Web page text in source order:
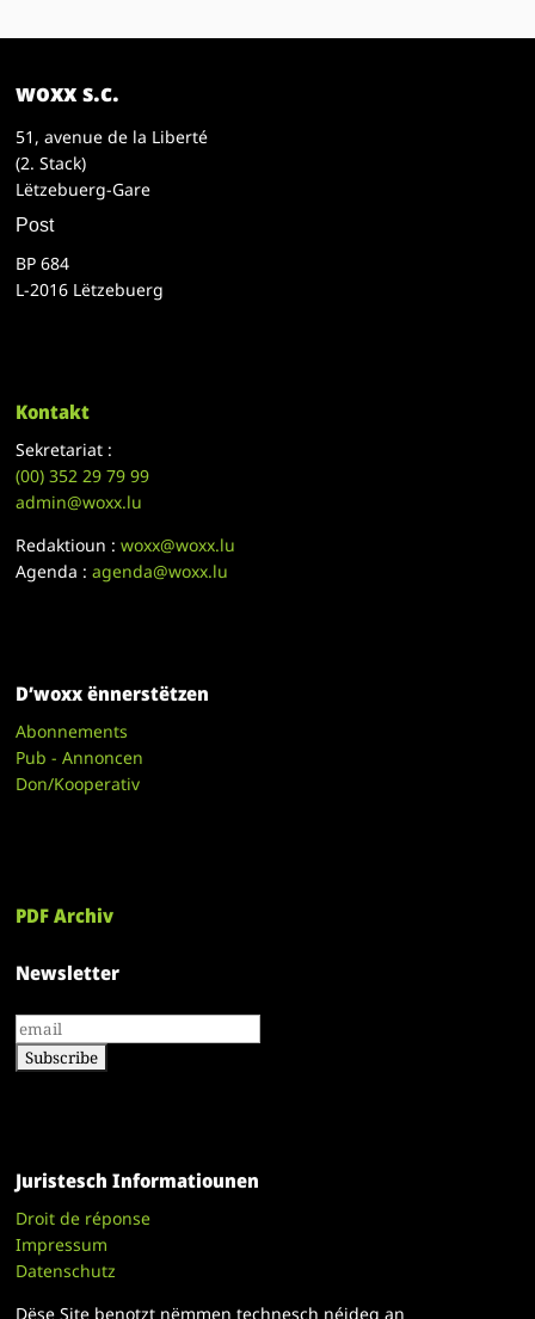
woxx s.c.
51, avenue de la Liberté
(2. Stack)
Lëtzebuerg-Gare
Post
BP 684
L-2016 Lëtzebuerg
Kontakt
Sekretariat :
(00)352 29 79 99
admin@woxx.lu
Redaktioun :woxx@woxx.lu
Agenda :agenda@woxx.lu
D’woxx ënnerstëtzen
Abonnements
Pub - Annoncen
Don/Kooperativ
PDF Archiv
Newsletter
Juristesch Informatiounen
Droit de réponse
Impressum
Datenschutz
Dëse Site benotzt nëmmen technesch néideg an